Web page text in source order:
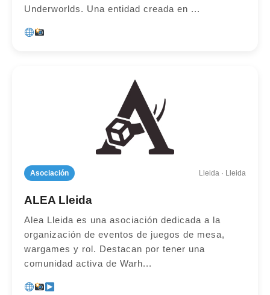
Underworlds. Una entidad creada en ...
Asociación Lleida · Lleida
ALEA Lleida
Alea Lleida es una asociación dedicada a la
organización de eventos de juegos de mesa,
wargames y rol. Destacan por tener una
comunidad activa de Warh...